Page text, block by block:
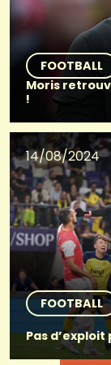
FOOTBALL
Moris
!
14/08/2024
FOOTBALL
Pas